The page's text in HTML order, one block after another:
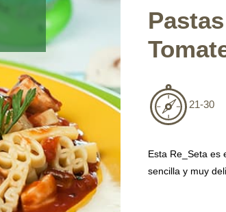
21-30
Esta Re_Seta es
sencilla y muy